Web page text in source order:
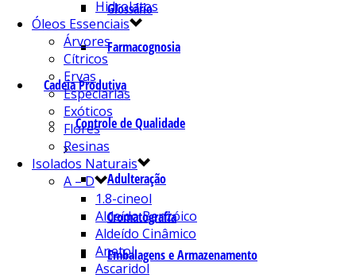
Glossário
Farmacognosia
Cadeia Produtiva
Controle de Qualidade
Adulteração
Cromatografia
Embalagens e Armazenamento
Hidrolatos
Óleos Essenciais
Árvores
Cítricos
Ervas
Especiarias
Exóticos
Flores
Resinas
Isolados Naturais
A – D
1.8-cineol
Aldeído Benzóico
Aldeído Cinâmico
Anetol
Ascaridol